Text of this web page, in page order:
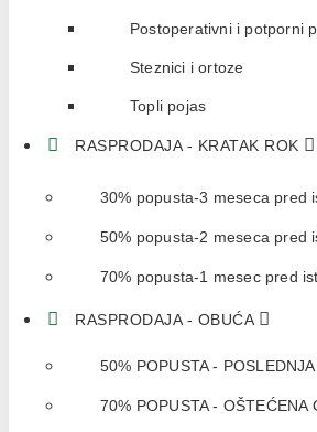
Postoperativni i potporni
Steznici i ortoze
Topli pojas
RASPRODAJA - KRATAK ROK
30% popusta-3 meseca pred
50% popusta-2 meseca pred
70% popusta-1 mesec pred
RASPRODAJA - OBUĆA
50% POPUSTA -
70% POPUSTA - OŠTEĆENA